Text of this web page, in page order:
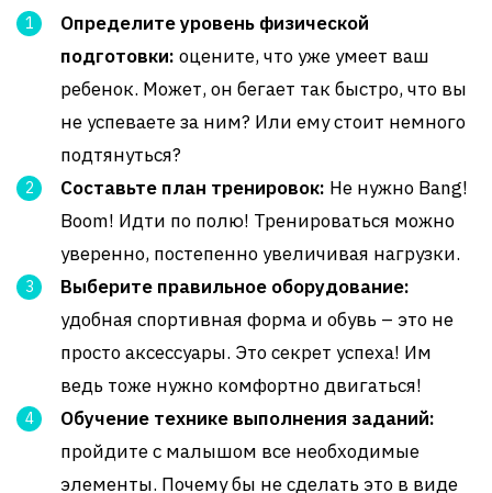
Определите уровень физической
подготовки: оцените, что уже умеет ваш
ребенок. Может, он бегает так быстро, что вы
не успеваете за ним? Или ему стоит немного
подтянуться?
Составьте план тренировок: Не нужно Bang!
Boom! Идти по полю! Тренироваться можно
уверенно, постепенно увеличивая нагрузки.
Выберите правильное оборудование:
удобная спортивная форма и обувь – это не
просто аксессуары. Это секрет успеха! Им
ведь тоже нужно комфортно двигаться!
Обучение технике выполнения заданий:
пройдите с малышом все необходимые
элементы. Почему бы не сделать это в виде